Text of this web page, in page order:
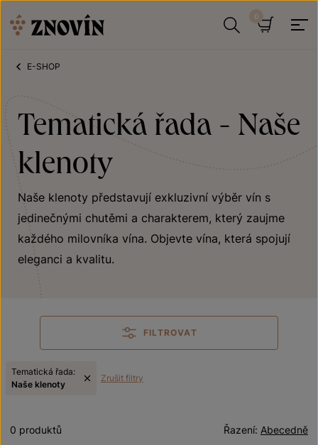
E-SHOP
Tematická řada - Naše
klenoty
Naše klenoty představují exkluzivní výběr vín s
jedinečnými chutěmi a charakterem, který zaujme
každého milovníka vína. Objevte vína, která spojují
eleganci a kvalitu.
FILTROVAT
Tematická řada:
Naše klenoty
Zrušit filtry
Abecedně
Řazení:
0 produktů